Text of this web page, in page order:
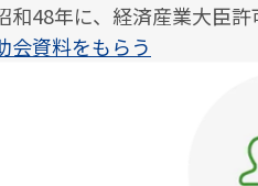
和48年に、経済産業⼤⾂
会資料をもらう